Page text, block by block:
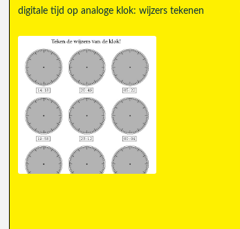
digitale tijd op analoge klok: wijzers tekenen